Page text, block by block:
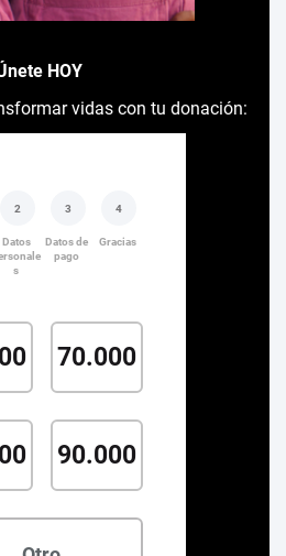
HOY
vidas con tu donación: